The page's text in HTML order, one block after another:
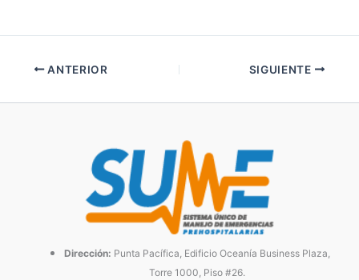
ANTERIOR SIGUIENTE
Dirección: Punta Pacífica, Edificio Oceanía Business Plaza,
Torre 1000, Piso #26.